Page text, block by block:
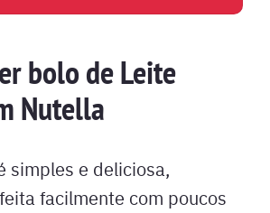
bolo de Leite
Nutella
simples e deliciosa,
facilmente com poucos